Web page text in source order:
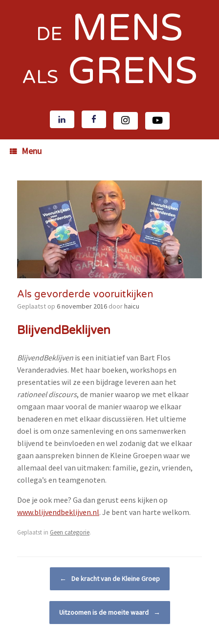
DE MENS
ALS GRENS
Menu
Als gevorderde vooruitkijken
Geplaatst op 6 november 2016 doorhaicu
BlijvendBeklijven
BlijvendBeklijven is een initiatief van Bart Flos
Veranderadvies. Met haar boeken, workshops en
presentaties wil ze een bijdrage leveren aan het
rationeel discours, de manier waarop we met elkaar
omgaan maar vooral de manier waarop we elkaar
benaderen en met elkaar discussiëren. Het ultieme
doel is om onze samenleving en ons samenwerken
blijvend te beïnvloeden en wel zodanig dat we elkaar
gaan aanspreken binnen de Kleine Groepen waar we
allemaal deel van uitmaken: familie, gezin, vrienden,
collega’s en teamgenoten.
Doe je ook mee? Ga dan gerust eens kijken op
www.blijvendbeklijven.nl. Je bent van harte welkom.
Geplaatst in Geen categorie.
← De kracht van de Kleine Groep
Uitzoomen is de moeite waard →